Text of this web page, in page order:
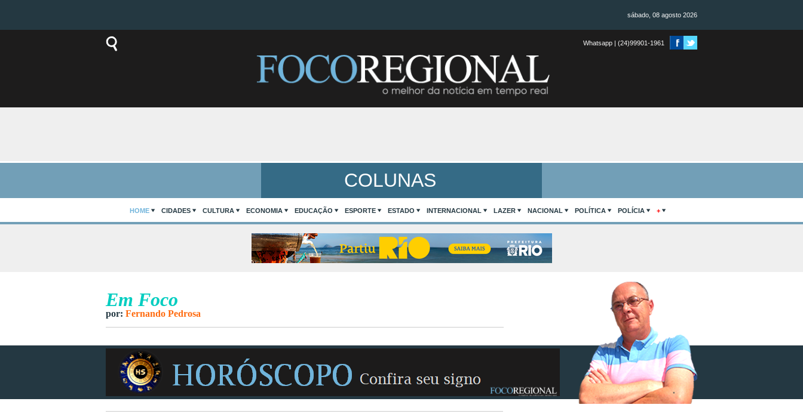
sábado, 08 agosto 2026
Whatsapp | (24)99901-1961
COLUNAS
HOME CIDADES CULTURA ECONOMIA EDUCAÇÃO ESPORTE ESTADO INTERNACIONAL LAZER NACIONAL POLÍTICA POLÍCIA +
Em Foco
por: Fernando Pedrosa